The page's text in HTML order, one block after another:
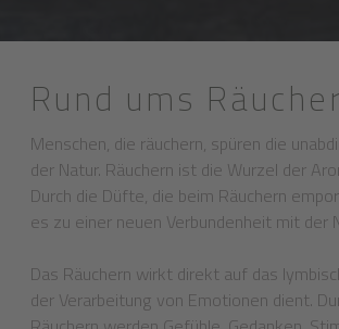
Rund ums
Menschen, die räuchern, spüren die
der Natur. Räuchern ist die Wurzel der
Durch die Düfte, die beim Räuchern
es zu einer neuen Verbundenheit mit der
Das Räuchern wirkt direkt auf das
der Verarbeitung von Emotionen dient.